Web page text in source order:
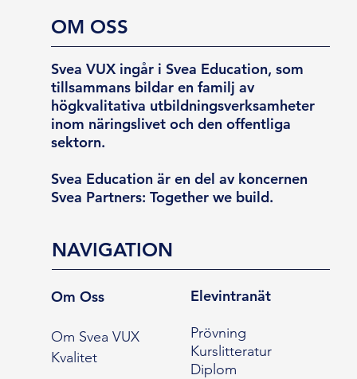
OM OSS
Svea VUX ingår i Svea Education, som
tillsammans bildar en familj av
högkvalitativa utbildningsverksamheter
inom näringslivet och den offentliga
sektorn.
Svea Education är en del av koncernen
Svea Partners: Together we build.
NAVIGATION
Om Oss
Om Svea VUX
Kvalitet
Elevintranät
Prövning
Kurslitteratur
Diplom